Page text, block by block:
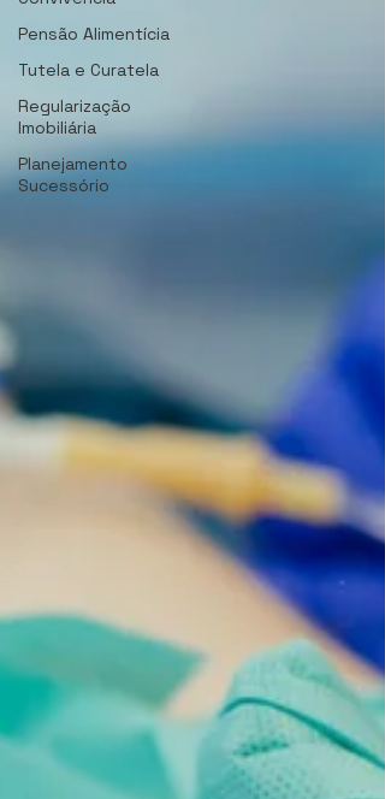
Pensão Alimentícia
Tutela e Curatela
Regularização
Imobiliária
Planejamento
Sucessório